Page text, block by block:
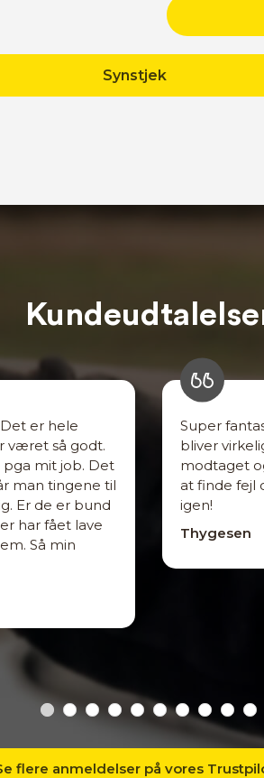
Synstjek
er hele
været så godt.
mit job. Det
man tingene til
Er de er bund
har fået lave
Så min
Super
bliver
modtaget
at finde fejl
igen!
Thygesen
flere anmeldelser på vores